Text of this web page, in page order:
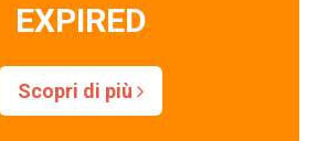
EXPIRED
Scopri di più